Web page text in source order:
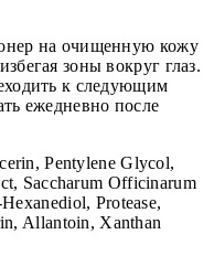
на очищенную кожу
зоны вокруг глаз.
к следующим
ежедневно после
Pentylene Glycol,
Saccharum Officinarum
Protease,
Allantoin, Xanthan